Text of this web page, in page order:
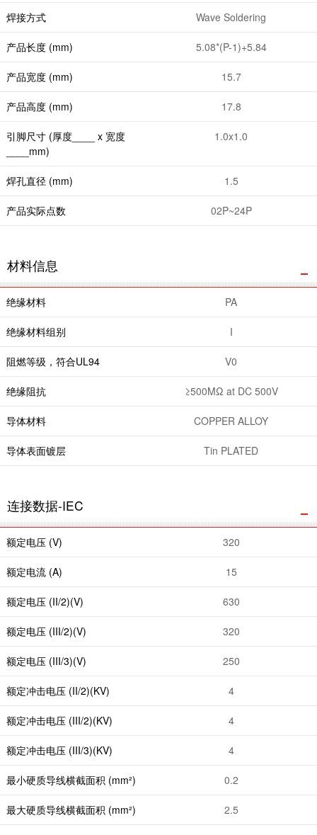
焊接方式 Wave Soldering
产品长度 (mm) 5.08*(P-1)+5.84
产品宽度 (mm) 15.7
产品高度 (mm) 17.8
引脚尺寸 (厚度____ x 宽度
____mm)
1.0x1.0
焊孔直径 (mm) 1.5
产品实际点数 02P~24P
材料信息
绝缘材料 PA
绝缘材料组别 I
阻燃等级，符合UL94 V0
绝缘阻抗 ≥500MΩ at DC 500V
导体材料 COPPER ALLOY
导体表面镀层 Tin PLATED
连接数据-IEC
额定电压 (V) 320
额定电流 (A) 15
额定电压 (II/2)(V) 630
额定电压 (III/2)(V) 320
额定电压 (III/3)(V) 250
额定冲击电压 (II/2)(KV) 4
额定冲击电压 (III/2)(KV) 4
额定冲击电压 (III/3)(KV) 4
最小硬质导线横截面积 (mm²) 0.2
最大硬质导线横截面积 (mm²) 2.5